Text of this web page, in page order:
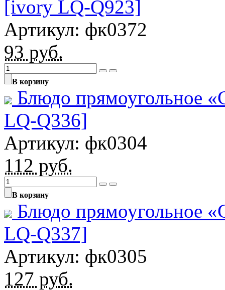
[ivory LQ-Q923]
Артикул: фк0372
93 руб.
В корзину
Блюдо прямоугольное
LQ-Q336]
Артикул: фк0304
112 руб.
В корзину
Блюдо прямоугольное
LQ-Q337]
Артикул: фк0305
127 руб.